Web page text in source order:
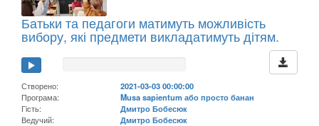
Батьки та педагоги матимуть можливість
вибору, які предмети викладатимуть дітям.
Створено:
2021-03-03 00:00:00
Програма:
Musa sapientum або просто банан
Гість:
Дмитро Бобесюк
Ведучий:
Дмитро Бобесюк